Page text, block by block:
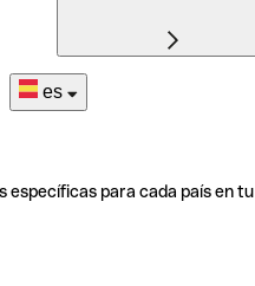
es
específicas para cada país en tu